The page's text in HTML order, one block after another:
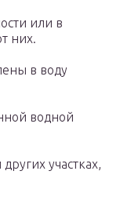
или в
них.
в воду
водной
участках,